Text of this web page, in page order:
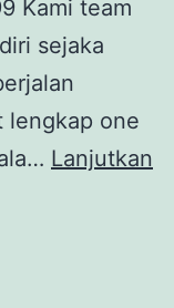
Kami team
sejaka
lengkap one
Lanjutkan